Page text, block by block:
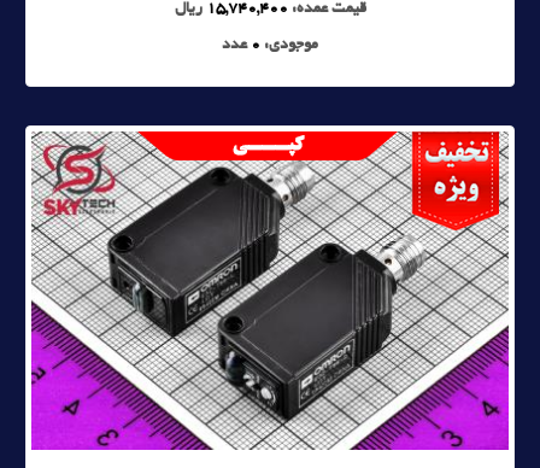
قیمت عمده: 15,740,400 ریال
موجودی: 0 عدد